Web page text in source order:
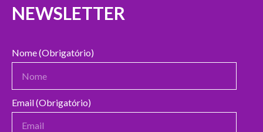
NEWSLETTER
Nome (Obrigatório)
Email (Obrigatório)